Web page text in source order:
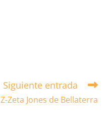
Siguiente entrada
Z-Zeta Jones de Bellaterra